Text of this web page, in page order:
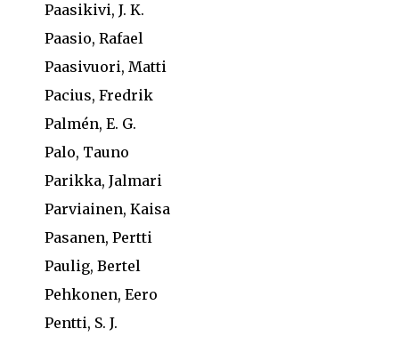
Paasikivi, J. K.
Paasio, Rafael
Paasivuori, Matti
Pacius, Fredrik
Palmén, E. G.
Palo, Tauno
Parikka, Jalmari
Parviainen, Kaisa
Pasanen, Pertti
Paulig, Bertel
Pehkonen, Eero
Pentti, S. J.